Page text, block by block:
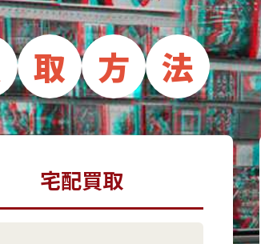
取 方 法
宅配買取